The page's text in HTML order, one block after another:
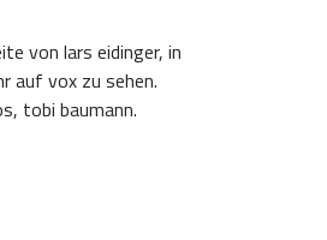
von lars eidinger, in
auf vox zu sehen.
tobi baumann.